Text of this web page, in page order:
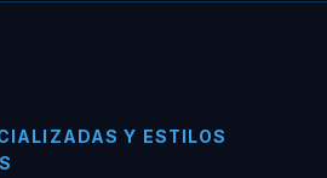
Y ESTILOS